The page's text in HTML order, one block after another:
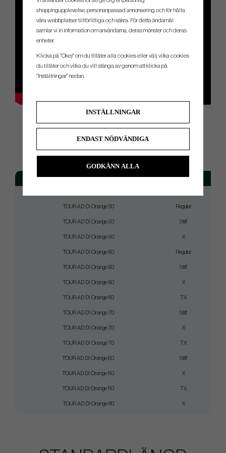
SPEC.
Model Flex
TOUR AD DI Orange 50 Regular
TOUR AD DI Orange 50 Stiff
TOUR AD DI Orange 50 X
TOUR AD DI Orange 60 Regular
TOUR AD DI Orange 60 Stiff
TOUR AD DI Orange 60 X
TOUR AD DI Orange 60 TX
TOUR AD DI Orange 70 Stiff
TOUR AD DI Orange 70 X
TOUR AD DI Orange 70 TX
TOUR AD DI Orange 80 Stiff
TOUR AD DI Orange 80 X
TOUR AD DI Orange 80 TX
TOUR AD DI Orange 90 X
shoppingupplevelse, personanpassad annonsering och för hålla
våra webbplatser tillförlitliga och säkra. För detta ändamål
samlar vi in information om användarna, deras mönster och deras
enheter.
Klicka på "Okej" om du tillåter alla cookies eller välj vilka cookies
du tillåter och vilka du vill stänga av genom att klicka på
"Inställningar" nedan.
INSTÄLLNINGAR
ENDAST NÖDVÄNDIGA
GODKÄNN ALLA